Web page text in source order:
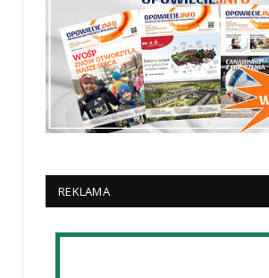
REKLAMA